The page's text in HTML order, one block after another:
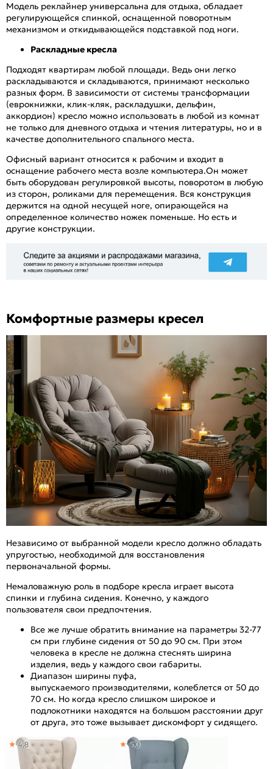
Модель реклайнер универсальна для отдыха, обладает
регулирующейся спинкой, оснащенной поворотным
механизмом и откидывающейся подставкой под ноги.
Раскладные кресла
Подходят квартирам любой площади. Ведь они легко
раскладываются и складываются, принимают несколько
разных форм. В зависимости от системы трансформации
(еврокнижки, клик-кляк, раскладушки, дельфин,
аккордион) кресло можно использовать в любой из комнат
не только для дневного отдыха и чтения литературы, но и в
качестве дополнительного спального места.
Офисный вариант относится к рабочим и входит в
оснащение рабочего места возле компьютера.Он может
быть оборудован регулировкой высоты, поворотом в любую
из сторон, роликами для перемещения. Вся конструкция
держится на одной несущей ноге, опирающейся на
определенное количество ножек поменьше. Но есть и
другие конструкции.
Комфортные размеры кресел
Независимо от выбранной модели кресло должно обладать
упругостью, необходимой для восстановления
первоначальной формы.
Немаловажную роль в подборе кресла играет высота
спинки и глубина сидения. Конечно, у каждого
пользователя свои предпочтения.
Все же лучше обратить внимание на параметры 32-77
см при глубине сидения от 50 до 90 см. При этом
человека в кресле не должна стеснять ширина
изделия, ведь у каждого свои габариты.
Диапазон ширины пуфа,
выпускаемого производителями, колеблется от 50 до
70 см. Но когда кресло слишком широкое и
подлокотники находятся на большом расстоянии друг
от друга, это тоже вызывает дискомфорт у сидящего.
4,8 5,0